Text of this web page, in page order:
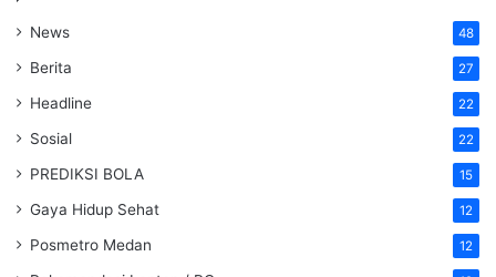
News 48
Berita 27
Headline 22
Sosial 22
PREDIKSI BOLA 15
Gaya Hidup Sehat 12
Posmetro Medan 12